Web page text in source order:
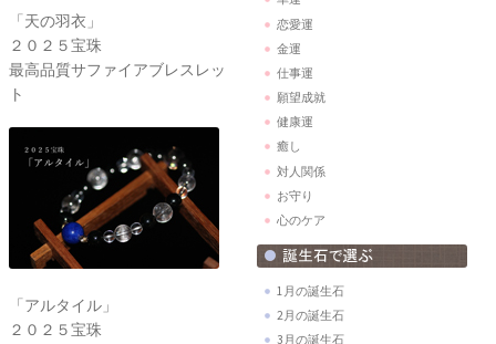
「天の羽衣」
２０２５宝珠
最高品質サファイアブレスレッ
ト
「アルタイル」
２０２５宝珠
恋愛運
金運
仕事運
願望成就
健康運
癒し
対人関係
お守り
心のケア
1月の誕生石
2月の誕生石
3月の誕生石